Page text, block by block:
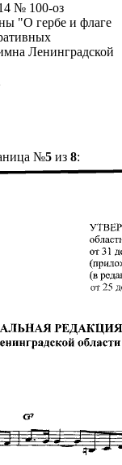
№ 100-оз
"О гербе и флаге
Ленинградской
№5из 8: